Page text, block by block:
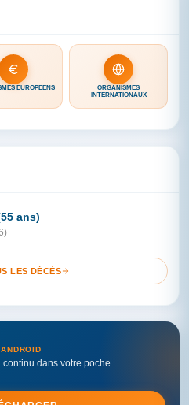
EUROPÉENS
ORGANISMES
INTERNATIONAUX
ans)
LES DÉCÈS
dans votre poche.